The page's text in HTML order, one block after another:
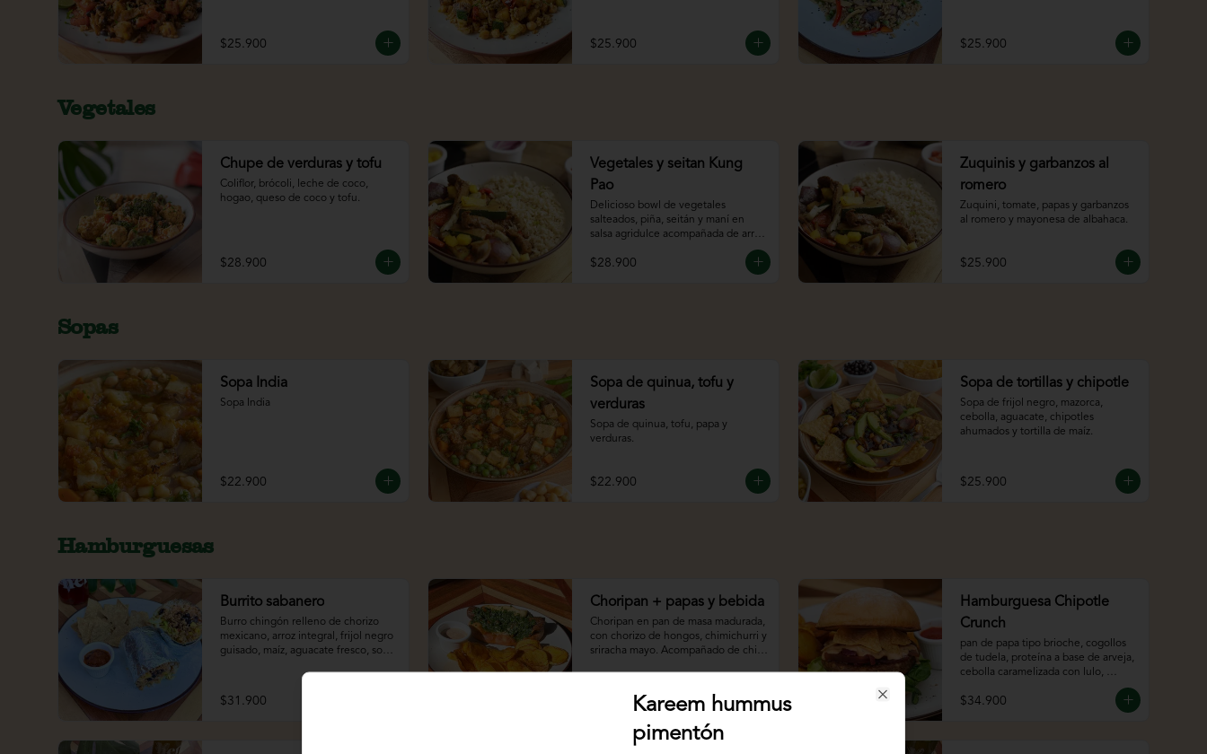
$25.900 $25.900 $25.900
Vegetales
Chupe de verduras y tofu
Coliflor, brócoli, leche de coco,
hogao, queso de coco y tofu.
$28.900
Vegetales y seitan Kung
Pao
Delicioso bowl de vegetales
salteados, piña, seitán y maní en
salsa agridulce acompañada de arroz
$28.900
Zuquinis y garbanzos al
romero
Zuquini, tomate, papas y garbanzos
al romero y mayonesa de albahaca.
$25.900
Sopas
Sopa India
Sopa India
$22.900
Sopa de quinua, tofu y
verduras
Sopa de quinua, tofu, papa y
verduras.
$22.900
Sopa de tortillas y chipotle
Sopa de frijol negro, mazorca,
cebolla, aguacate, chipotles
ahumados y tortilla de maíz.
$25.900
Hamburguesas
Burrito sabanero
Burro chingón relleno de chorizo
mexicano, arroz integral, frijol negro
guisado, maíz, aguacate fresco, sour
totopos y bebida.
$31.900
Choripan + papas y bebida
Choripan en pan de masa madurada,
con chorizo de hongos, chimichurri y
sriracha mayo. Acompañado de chips
$29.900
Hamburguesa Chipotle
Crunch
pan de papa tipo brioche, cogollos
de tudela, proteína a base de arveja,
cebolla caramelizada con lulo,
totopos crocantes y chipotle mayo
$34.900
Kareem hummus
pimentón